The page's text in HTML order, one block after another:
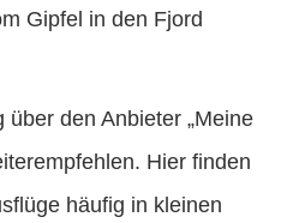
Gipfel in den Fjord
den Anbieter „Meine
Hier finden
häufig in kleinen